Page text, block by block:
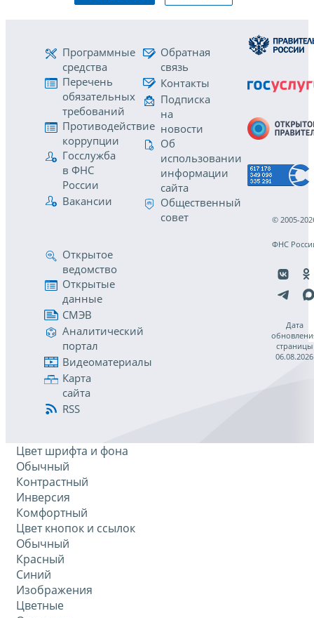
Программные
средства
Перечень
обязательных
требований
Противодействие
коррупции
Госслужба
в ФНС
России
Вакансии
Обратная
связь
Контакты
Подписка
на
новости
Об
использовании
информации
сайта
Общественный
совет
Открытое
ведомство
Открытые
данные
СМЭВ
Аналитический
портал
Видеоматериалы
Карта
сайта
RSS
© 2005-
ФНС
Дата
страницы
06.08.2026
Цвет шрифта и фона
Обычный
Контрастный
Инверсия
Комфортный
Цвет кнопок и ссылок
Обычный
Красный
Синий
Изображения
Цветные